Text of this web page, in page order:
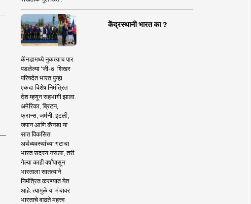
केंद्रस्थानी भारत का ?
कॅनडामध्ये नुकत्याच पार
पडलेल्या 'जी-७' शिखर
परिषदेत भारत पुन्हा
एकदा विशेष निमंत्रित
देश म्हणून सहभागी झाला.
अमेरिका, ब्रिटन,
फ्रान्स, जर्मनी, इटली,
जपान आणि कॅनडा या
सात विकसित
अर्थव्यवस्थांच्या गटाचा
भारत सदस्य नसला, तरी
गेल्या काही वर्षांपासून
भारताला सातत्याने
निमंत्रित करण्यात येत
आहे. त्यामुळे या मंचावर
भारताचे वाढते महत्त्व